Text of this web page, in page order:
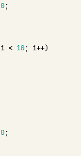
0;
i < 10; i++)
0;